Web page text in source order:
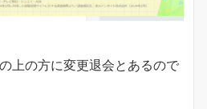
上の方に変更退会とあるので